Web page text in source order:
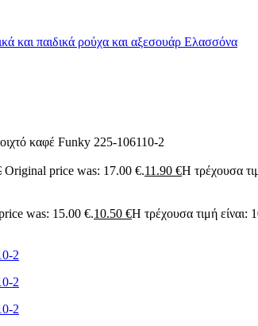
καφέ Funky 225-106110-2
Original price was: 17.00 €.11.90 €Η τρέχουσα
was: 15.00 €.10.50 €Η τρέχουσα τιμή είναι: